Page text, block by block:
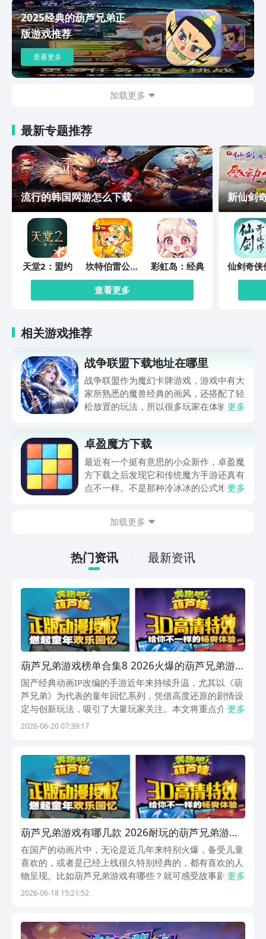
2025经典的葫芦兄弟正
版游戏推荐
查看更多
加载更多
最新专题推荐
流行的韩国网游怎么下载
天堂2：盟约 坎特伯雷公主
与骑士唤醒冠
军之剑的奇幻
冒险
彩虹岛：经典
查看更多
新仙剑
仙剑奇侠
缘起
相关游戏推荐
战争联盟下载地址在哪里
战争联盟作为魔幻卡牌游戏，游戏中有大
家所熟悉的魔兽经典的画风，还搭配了轻
松放置的玩法，所以很多玩家在体验之前
戏能够下载，大家在体验的时候，不仅要
实现策略。对战，而且还需要休闲挂机，
在静下心来之后研究阵容搭配，从而获得
较高的乐趣。
更多
卓盈魔方下载
最近有一个挺有意思的小众新作，卓盈魔
方下载之后发现它和传统魔方手游还真有
点不一样。不是那种冷冰冰的公式堆砌，
解锁新的立方秘境，纯粹靠空间逻辑和色
的手游市场里反而显得稀罕了。
更多
加载更多
热门资讯 最新资讯
葫芦兄弟游戏榜单合集8 2026火爆的葫芦兄弟游戏
before_2
国产经典动画IP改编的手游近年来持续升温，尤其以《葫
芦兄弟》为代表的童年回忆系列，凭借高度还原的剧情设
定与创新玩法，吸引了大量玩家关注。本文将重点介绍三
款正版授权的葫芦兄弟主题手游，同时补充两款同属国产
更多
2026-06-20 07:39:17
葫芦兄弟游戏有哪几款 2026耐玩的葫芦兄弟游戏
排行
在国产的动画片中，无论是近几年来特别火爆，备受儿童
喜欢的，或者是已经上线很久特别经典的，都有喜欢的人
物呈现。比如葫芦兄弟游戏有哪些？就可感受故事剧情，
感兴趣的话推荐来九游app，是阿里巴巴灵犀互娱旗下产
更多
2026-06-18 15:21:52